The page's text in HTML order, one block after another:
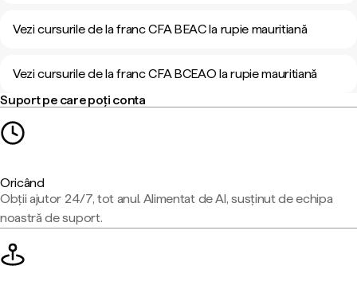
Vezi cursurile de la franc CFA BEAC la rupie mauritiană
Vezi cursurile de la franc CFA BCEAO la rupie mauritiană
Suport pe care poți conta
Oricând
Obții ajutor 24/7, tot anul. Alimentat de AI, susținut de echipa
noastră de suport.